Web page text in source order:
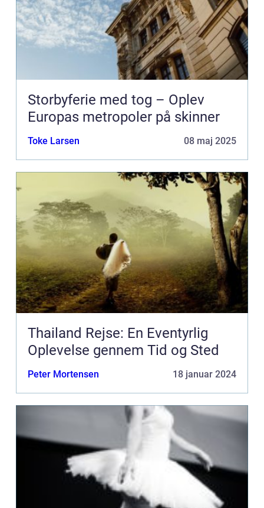
Storbyferie med tog – Oplev
Europas metropoler på skinner
Toke Larsen 08 maj 2025
Thailand Rejse: En Eventyrlig
Oplevelse gennem Tid og Sted
Peter Mortensen 18 januar 2024